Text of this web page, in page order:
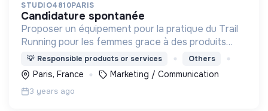
STUDIO4810PARIS
candidature spontanée
Proposer un équipement pour la pratique du Trail
Running pour les femmes grace à des produits
adaptés à la morphologie et aux problématiques
féminines (poitrine, menstruation...)
💡 Responsible products or services Others
Paris, France Marketing / Communication
3 years ago